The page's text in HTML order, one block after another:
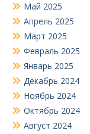
Май 2025
Апрель 2025
Март 2025
Февраль 2025
Январь 2025
Декабрь 2024
Ноябрь 2024
Октябрь 2024
Август 2024